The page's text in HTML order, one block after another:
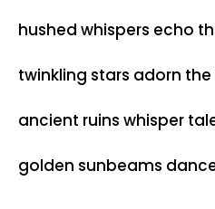
hushed whispers echo
twinkling stars adorn
ancient ruins whisper
golden sunbeams